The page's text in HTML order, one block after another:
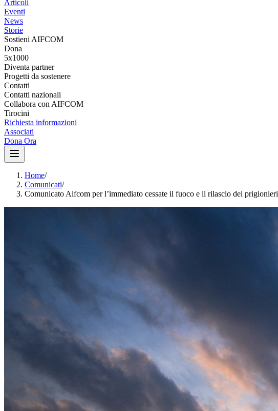
Articoli
Eventi
News
Storie
Sostieni AIFCOM
Dona
5x1000
Diventa partner
Progetti da sostenere
Contatti
Contatti nazionali
Collabora con AIFCOM
Tirocini
Richiesta informazioni
Associati
Dona Ora
Home/
Comunicati/
Comunicato Aifcom per l’immediato cessate il fuoco e il rilascio dei prigionieri